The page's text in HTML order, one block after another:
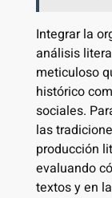
Integrar la
análisis
meticuloso
histórico
sociales.
las
producción
evaluando
textos y en